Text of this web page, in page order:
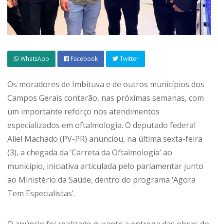
WhatsApp Facebook Twitter
Os moradores de Imbituva e de outros municípios dos
Campos Gerais contarão, nas próximas semanas, com
um importante reforço nos atendimentos
especializados em oftalmologia. O deputado federal
Aliel Machado (PV-PR) anunciou, na última sexta-feira
(3), a chegada da ‘Carreta da Oftalmologia’ ao
município, iniciativa articulada pelo parlamentar junto
ao Ministério da Saúde, dentro do programa ‘Agora
Tem Especialistas’.